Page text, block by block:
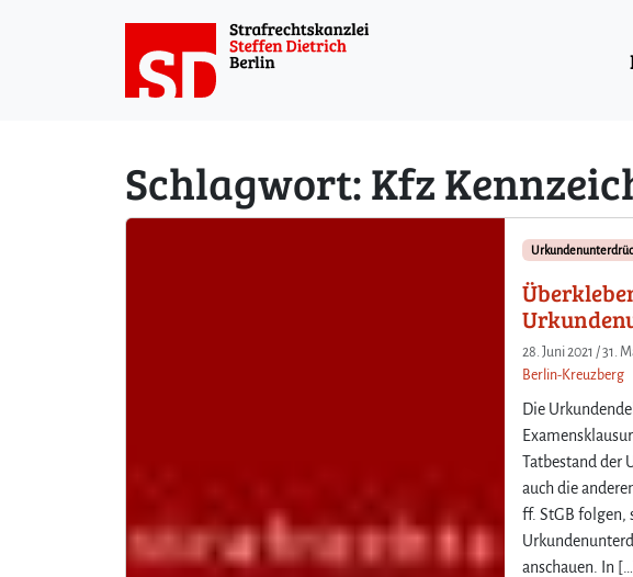
Schlagwort:Kfz
28. Juni 2021 /31.
Berlin-Kreuzberg
Die
Tatbestand der
auch die
ff. StGB folgen,
anschauen. In